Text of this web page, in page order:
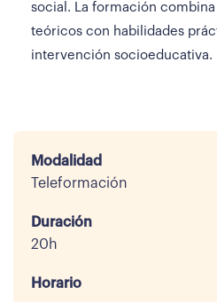
social. La formación
teóricos con habilidades
intervención socioeducativa.
Modalidad
Teleformación
Duración
20h
Horario